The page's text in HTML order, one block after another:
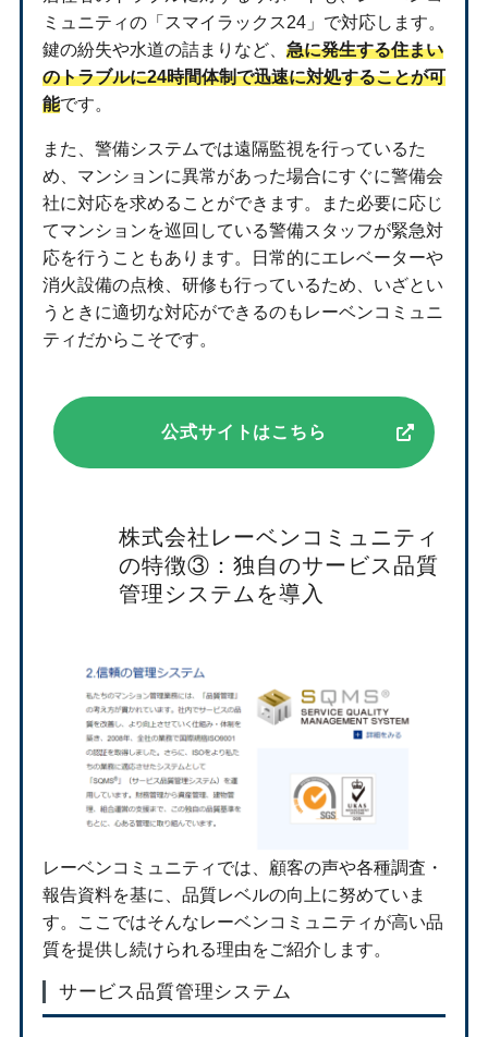
ミュニティの「スマイラックス24」で対応します。
鍵の紛失や水道の詰まりなど、 急に発生する住まい
のトラブルに24時間体制で迅速に対処することが可
能です。
また、警備システムでは遠隔監視を行っているた
め、マンションに異常があった場合にすぐに警備会
社に対応を求めることができます。また必要に応じ
てマンションを巡回している警備スタッフが緊急対
応を行うこともあります。日常的にエレベーターや
消火設備の点検、研修も行っているため、いざとい
うときに適切な対応ができるのもレーベンコミュニ
ティだからこそです。
公式サイトはこちら
株式会社レーベンコミュニティ
の特徴③：独自のサービス品質
管理システムを導入
レーベンコミュニティでは、顧客の声や各種調査・
報告資料を基に、品質レベルの向上に努めていま
す。ここではそんなレーベンコミュニティが高い品
質を提供し続けられる理由をご紹介します。
サービス品質管理システム